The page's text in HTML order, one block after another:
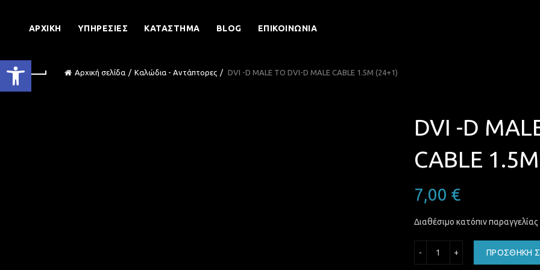
Ανοίξτε τη γραμμή εργαλείων
ΑΡΧΙΚΉ ΥΠΗΡΕΣΊΕΣ ΚΑΤΆΣΤΗΜΑ BLOG ΕΠΙΚΟΙΝΩΝΊΑ
Αρχική σελίδα Καλώδια - Αντάπτορες DVI -D MALE TO DVI-D MALE CABLE 1.5M (24+1)
DVI -D
CABLE
7,00 €
Διαθέσιμο κατόπιν παραγγελίας
ΠΡΟΣΘΉΚΗ